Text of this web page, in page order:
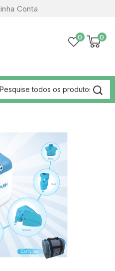
Conta
0
0